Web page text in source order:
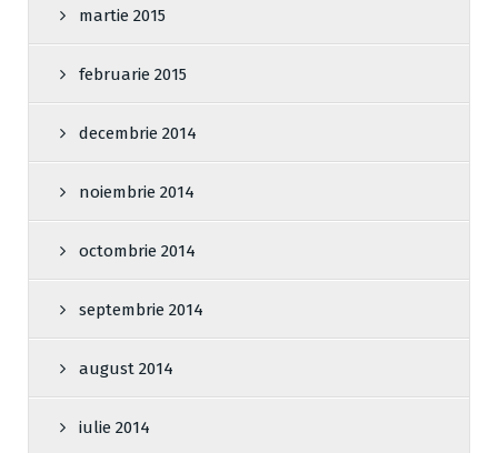
martie 2015
februarie 2015
decembrie 2014
noiembrie 2014
octombrie 2014
septembrie 2014
august 2014
iulie 2014